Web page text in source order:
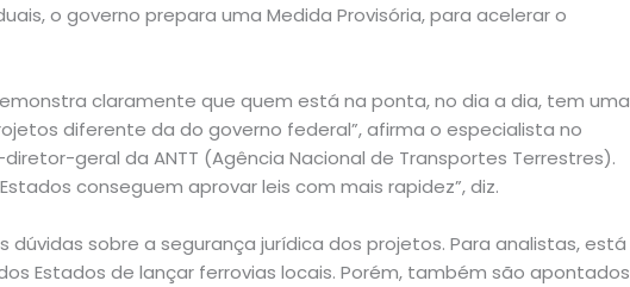
o governo prepara uma Medida Provisória, para acelerar o
claramente que quem está na ponta, no dia a dia, tem uma
diferente da do governo federal”, afirma o especialista no
geral da ANTT (Agência Nacional de Transportes Terrestres).
conseguem aprovar leis com mais rapidez”, diz.
sobre a segurança jurídica dos projetos. Para analistas, está
Estados de lançar ferrovias locais. Porém, também são apontados